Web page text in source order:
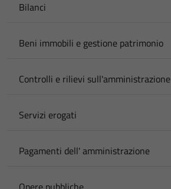
Bilanci
Beni immobili e gestione patrimonio
Controlli e rilievi sull'amministrazione
Servizi erogati
Pagamenti dell' amministrazione